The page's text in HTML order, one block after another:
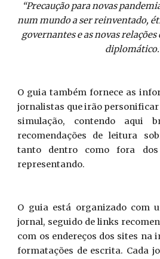
“Precaução para novas
num mundo a ser reinventado,
governantes e as novas
O guia também fornece as
jornalistas que irão
simulação, contendo aqui
recomendações de leitura
tanto dentro como fora
representando.
O guia está organizado com
jornal, seguido de links
com os endereços dos sites na
formatações de escrita. Cada